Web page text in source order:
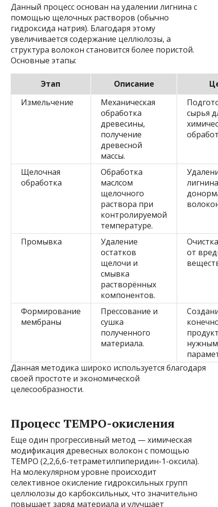
Данный процесс основан на удалении лигнина с
помощью щелочных растворов (обычно
гидроксида натрия). Благодаря этому
увеличивается содержание целлюлозы, а
структура волокон становится более пористой.
Основные этапы:
Этап Описание
Измельчение
Механическая
обработка
древесины,
получение
древесной
массы.
сырья
Щелочная
обработка
Обработка
маслсом
щелочного
раствора при
контролируемой
температуре.
Промывка
Удаление
остатков
щелочи и
смывка
растворённых
компонентов.
от
Формирование
мембраны
Прессование и
сушка
полученного
материала.
Данная методика широко используется благодаря
своей простоте и экономической
целесообразности.
Процесс TEMPO-окисления
Еще один прогрессивный метод — химическая
модификация древесных волокон с помощью
TEMPO (2,2,6,6-тетраметилпиперидин-1-оксила).
На молекулярном уровне происходит
селективное окисление гидроксильных групп
целлюлозы до карбоксильных, что значительно
повышает заряд материала и улучшает